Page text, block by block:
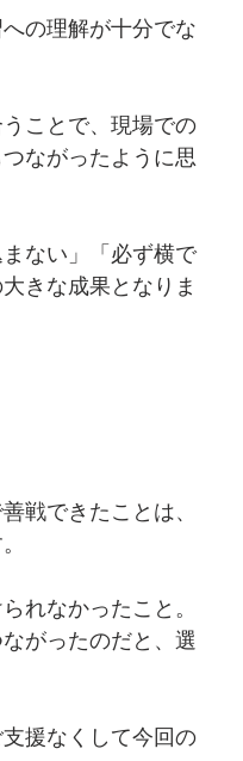
の理解が十分でな
ことで、現場での
ながったように思
ない」「必ず横で
きな成果となりま
戦できたことは、
れなかったこと。
がったのだと、選
援なくして今回の